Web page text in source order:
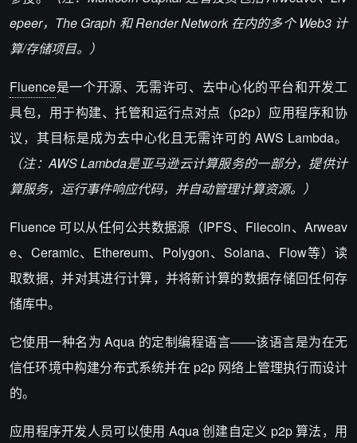
epeer，The Graph 和 Render Network 在内的多个 Web3 计
算/存储项目。）
Fluence是一个开源、无需许可、去中心化的平台和开发工
具包，用于构建、托管和运行点对点（p2p）应用程序和协
议，其目标是成为去中心化且无需许可的 AWS Lambda。
（注：AWS Lambda是亚马逊云计算服务的一部分，提供计
算服务，运行事件响应代码，并自动管理计算资源。）
Fluence 可以从任何公共数据源（IPFS、 Filecoin、Arweav
e、Ceramic、Ethereum、 Polygon、 Solana、 Flow等）读
取数据，并对其进行计算，并将新计算的数据存储回任何存
储库中。
它使用一种名为 Aqua 的定制编程语言——该语言是为在无
信任环境中构建分布式系统并在 p2p 网络上管理执行而设计
的。
应用程序开发人员可以使用 Aqua 创建自定义 p2p 算法，用